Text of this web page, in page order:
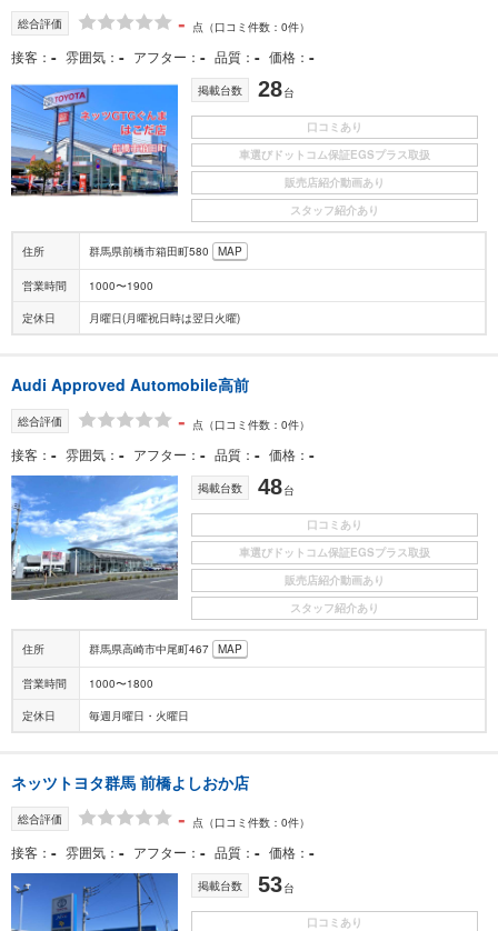
総合評価 - 点 （口コミ件数：0件）
接客 - 雰囲気 - アフター - 品質 - 価格 -
掲載台数 28台
口コミあり
車選びドットコム保証EGSプラス取扱
販売店紹介動画あり
スタッフ紹介あり
住所 群馬県前橋市箱田町580 MAP
営業時間 1000〜1900
定休日 月曜日(月曜祝日時は翌日火曜)
Audi Approved Automobile高前
総合評価 - 点 （口コミ件数：0件）
接客 - 雰囲気 - アフター - 品質 - 価格 -
掲載台数 48台
口コミあり
車選びドットコム保証EGSプラス取扱
販売店紹介動画あり
スタッフ紹介あり
住所 群馬県高崎市中尾町467 MAP
営業時間 1000〜1800
定休日 毎週月曜日・火曜日
ネッツトヨタ群馬 前橋よしおか店
総合評価 - 点 （口コミ件数：0件）
接客 - 雰囲気 - アフター - 品質 - 価格 -
掲載台数 53台
口コミあり